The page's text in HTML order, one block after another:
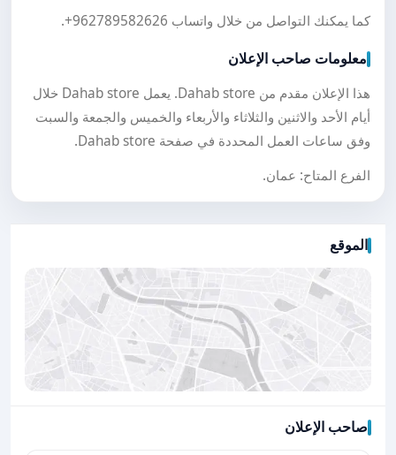
كما يمكنك التواصل من خلال واتساب +962789582626
.
معلومات صاحب الإعلان
هذا الإعلان مقدم من Dahab store. يعمل Dahab store خلال
أيام الأحد والاثنين والثلاثاء والأربعاء والخميس والجمعة والسبت
وفق ساعات العمل المحددة في صفحة Dahab store.
الفرع المتاح: عمان.
الموقع
صاحب الإعلان